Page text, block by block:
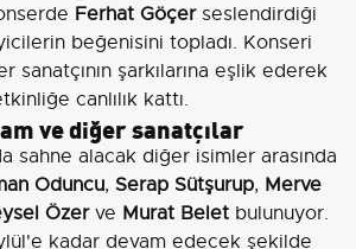
Ferhat Göçerseslendirdiği
beğenisini topladı. Konseri
sanatçının şarkılarına eşlik ederek
canlılık kattı.
ve diğer sanatçılar
sahne alacak diğer isimler arasında
Oduncu, Serap Sütşurup, Merve
Özerve Murat Belet bulunuyor.
kadar devam edecek şekilde